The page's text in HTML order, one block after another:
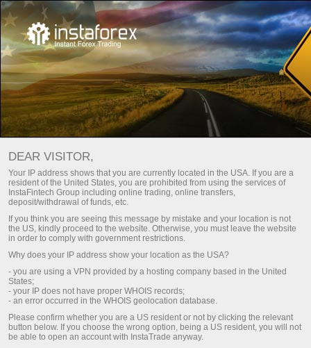
Contas Segregadas
InstaTradeis proud to be a sponsor of
Dragon Racing
(Formula E) Loprais Team
(Dakar Rally)
Abrir conta de negociação
Abrir conta demo
DEAR VISITOR,
Your IP address shows that you are currently located in the USA. If you are a
resident of the United States, you are prohibited from using the services of
InstaFintech Group including online trading, online transfers,
deposit/withdrawal of funds, etc.
If you think you are seeing this message by mistake and your location is not
the US, kindly proceed to the website. Otherwise, you must leave the website
in order to comply with government restrictions.
Why does your IP address show your location as the USA?
- you are using a VPN provided by a hosting company based in the United
States;
- your IP does not have proper WHOIS records;
- an error occurred in the WHOIS geolocation database.
Please confirm whether you are a US resident or not by clicking the relevant
button below. If you choose the wrong option, being a US resident, you will not
be able to open an account with InstaTrade anyway.